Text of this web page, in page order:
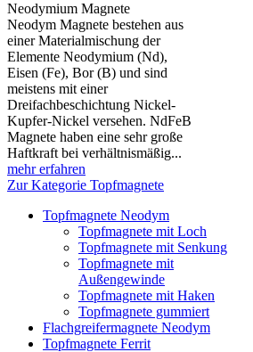
Neodymium Magnete
Neodym Magnete bestehen aus
einer Materialmischung der
Elemente Neodymium (Nd),
Eisen (Fe), Bor (B) und sind
meistens mit einer
Dreifachbeschichtung Nickel-
Kupfer-Nickel versehen. NdFeB
Magnete haben eine sehr große
Haftkraft bei verhältnismäßig...
mehr erfahren
Zur Kategorie Topfmagnete
Topfmagnete Neodym
Topfmagnete mit Loch
Topfmagnete mit Senkung
Topfmagnete mit
Außengewinde
Topfmagnete mit Haken
Topfmagnete gummiert
Flachgreifermagnete Neodym
Topfmagnete Ferrit